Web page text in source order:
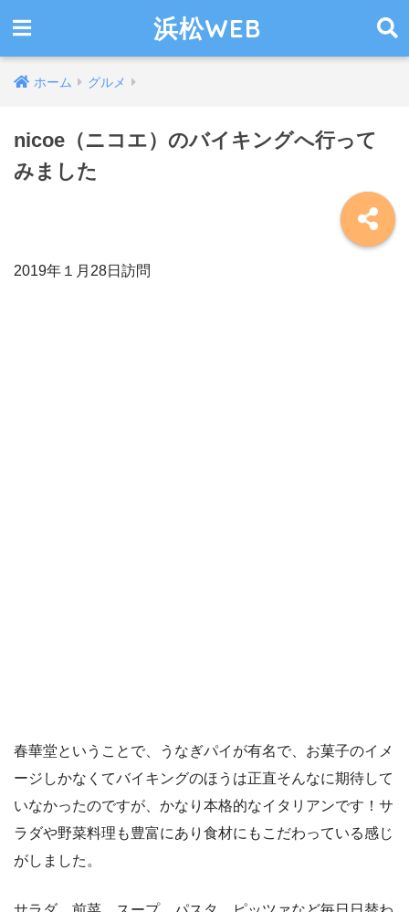
浜松WEB
ホーム グルメ
nicoe（ニコエ）のバイキングへ行って
みました
2019年１月28日訪問
春華堂ということで、うなぎパイが有名で、お菓子のイメ
ージしかなくてバイキングのほうは正直そんなに期待して
いなかったのですが、かなり本格的なイタリアンです！サ
ラダや野菜料理も豊富にあり食材にもこだわっている感じ
がしました。